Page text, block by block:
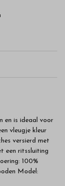
en is ideaal voor
vleugje kleur
versierd met
een ritssluiting
100%
Model: